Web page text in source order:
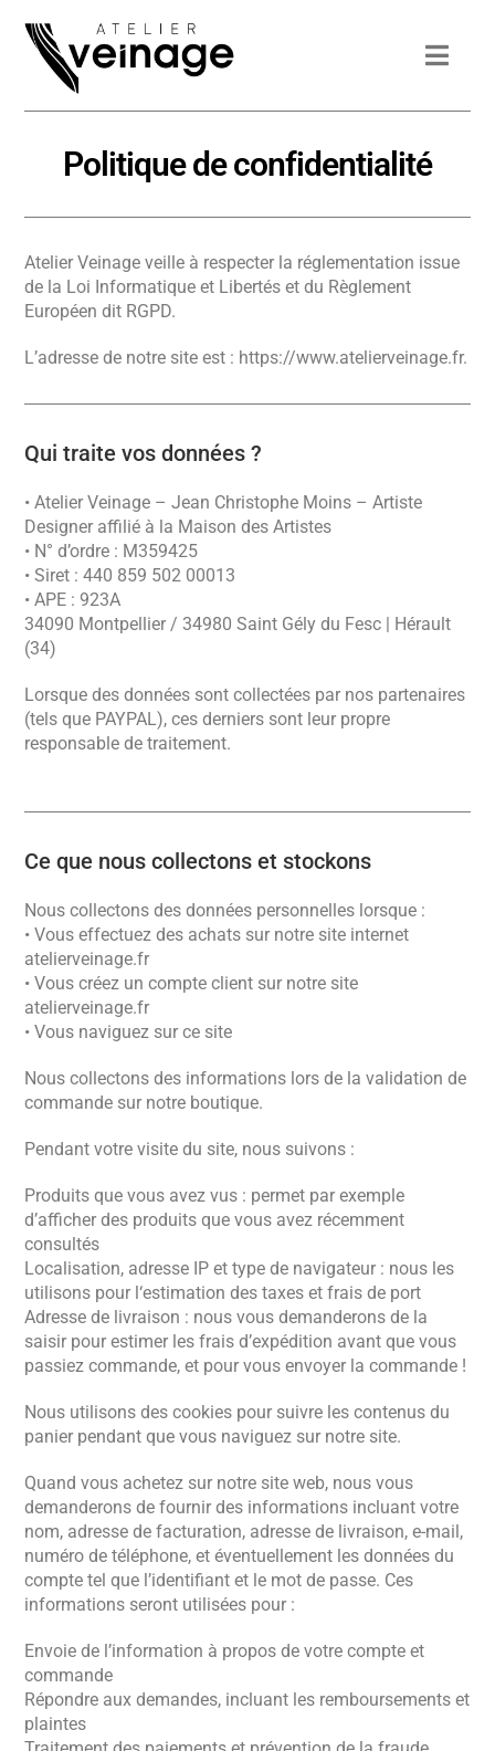
Politique de confidentialité
Atelier Veinage veille à respecter la réglementation issue
de la Loi Informatique et Libertés et du Règlement
Européen dit RGPD.
L’adresse de notre site est : https://www.atelierveinage.fr.
Qui traite vos données ?
• Atelier Veinage – Jean Christophe Moins – Artiste
Designer affilié à la Maison des Artistes
• N° d’ordre : M359425
• Siret : 440 859 502 00013
• APE : 923A
34090 Montpellier / 34980 Saint Gély du Fesc | Hérault
(34)
Lorsque des données sont collectées par nos partenaires
(tels que PAYPAL), ces derniers sont leur propre
responsable de traitement.
Ce que nous collectons et stockons
Nous collectons des données personnelles lorsque :
• Vous effectuez des achats sur notre site internet
atelierveinage.fr
• Vous créez un compte client sur notre site
atelierveinage.fr
• Vous naviguez sur ce site
Nous collectons des informations lors de la validation de
commande sur notre boutique.
Pendant votre visite du site, nous suivons :
Produits que vous avez vus : permet par exemple
d’afficher des produits que vous avez récemment
consultés
Localisation, adresse IP et type de navigateur : nous les
utilisons pour l‘estimation des taxes et frais de port
Adresse de livraison : nous vous demanderons de la
saisir pour estimer les frais d’expédition avant que vous
passiez commande, et pour vous envoyer la commande !
Nous utilisons des cookies pour suivre les contenus du
panier pendant que vous naviguez sur notre site.
Quand vous achetez sur notre site web, nous vous
demanderons de fournir des informations incluant votre
nom, adresse de facturation, adresse de livraison, e-mail,
numéro de téléphone, et éventuellement les données du
compte tel que l’identifiant et le mot de passe. Ces
informations seront utilisées pour :
Envoie de l’information à propos de votre compte et
commande
Répondre aux demandes, incluant les remboursements et
plaintes